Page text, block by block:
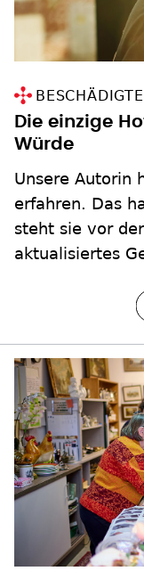
Die einzige
Würde
Unsere Autorin
erfahren. Das
steht sie vor
aktualisiertes